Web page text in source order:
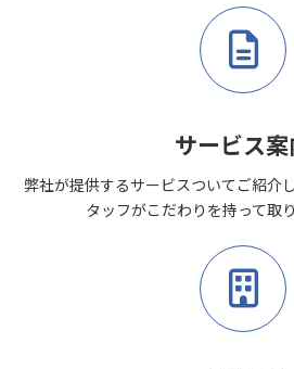
サービス案
弊社が提供するサービスついてご紹介
タッフがこだわりを持って取